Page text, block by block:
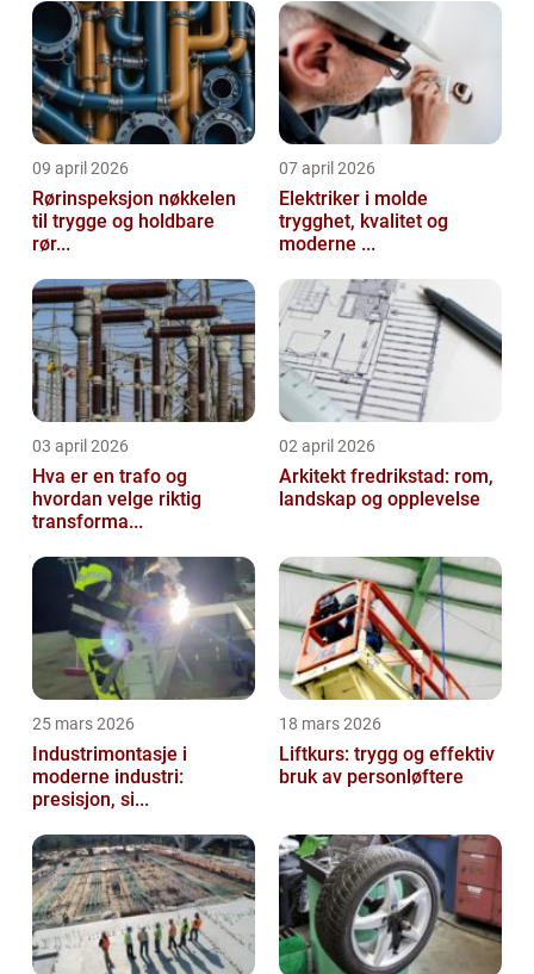
09 april 2026
Rørinspeksjon nøkkelen
til trygge og holdbare
rør...
07 april 2026
Elektriker i molde
trygghet, kvalitet og
moderne ...
03 april 2026
Hva er en trafo og
hvordan velge riktig
transforma...
02 april 2026
Arkitekt fredrikstad: rom,
landskap og opplevelse
25 mars 2026
Industrimontasje i
moderne industri:
presisjon, si...
18 mars 2026
Liftkurs: trygg og effektiv
bruk av personløftere